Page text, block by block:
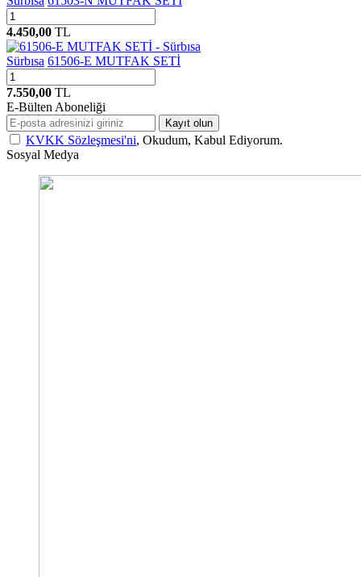
4.450,00 TL
Sürbısa 61506-E MUTFAK SETİ
7.550,00 TL
E-Bülten Aboneliği
Kayıt olun
KVKK Sözleşmesi'ni, Okudum, Kabul Ediyorum.
Sosyal Medya